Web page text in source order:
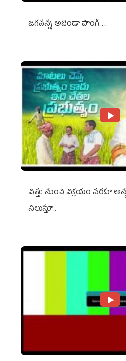
జగనన్న అజెండా సాంగ్….
విత్తు నుంచి విక్రయం వరకూ
నిలుస్తూ..